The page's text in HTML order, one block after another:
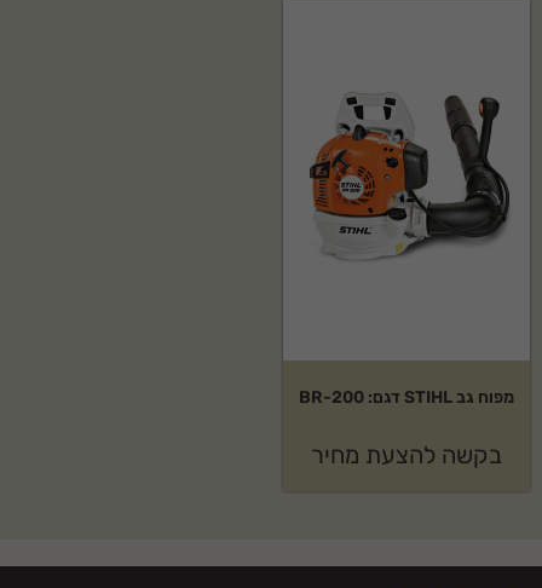
מפוח גב STIHL דגם: BR-200
בקשה להצעת מחיר